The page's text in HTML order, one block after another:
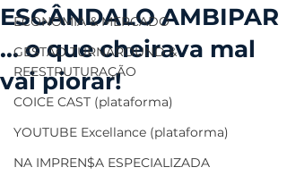
ECONOMIA & MERCADO
GESTÃO TURNAROUND &
REESTRUTURAÇÃO
COICE CAST (plataforma)
YOUTUBE Excellance (plataforma)
NA IMPREN$A ESPECIALIZADA
ESCÂNDALO AMBIPAR
... o que cheirava mal
vai piorar!